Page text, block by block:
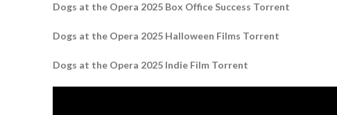
Dogs at the Opera 2025 Box Office Success Torrent
Dogs at the Opera 2025 Halloween Films Torrent
Dogs at the Opera 2025 Indie Film Torrent